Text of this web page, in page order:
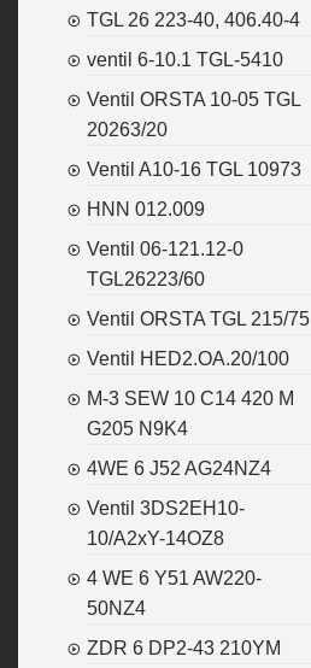
TGL 26 223-40, 406.40-4
ventil 6-10.1 TGL-5410
Ventil ORSTA 10-05 TGL
20263/20
Ventil A10-16 TGL 10973
HNN 012.009
Ventil 06-121.12-0
TGL26223/60
Ventil ORSTA TGL 215/75
Ventil HED2.OA.20/100
M-3 SEW 10 C14 420 M
G205 N9K4
4WE 6 J52 AG24NZ4
Ventil 3DS2EH10-
10/A2xY-14OZ8
4 WE 6 Y51 AW220-
50NZ4
ZDR 6 DP2-43 210YM